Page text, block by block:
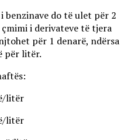
benzinave do të ulet për 2
i derivateve të tjera
për 1 denarë, ndërsa
për litër.
litër
litër